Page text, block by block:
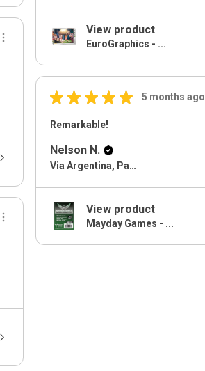
View product
EuroGraphics - ...
★ ★ ★ ★ ★ 5 months ago
Remarkable!
Nelson N.
Via Argentina, Panama
View product
Mayday Games - ...